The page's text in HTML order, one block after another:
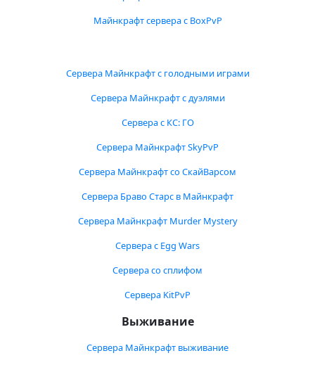
Майнкрафт сервера с BoxPvP
Сервера Майнкрафт с голодными играми
Сервера Майнкрафт с дуэлями
Сервера с КС: ГО
Сервера Майнкрафт SkyPvP
Сервера Майнкрафт со СкайВарсом
Сервера Браво Старс в Майнкрафт
Сервера Майнкрафт Murder Mystery
Сервера с Egg Wars
Сервера со сплифом
Сервера KitPvP
Выживание
Сервера Майнкрафт выживание